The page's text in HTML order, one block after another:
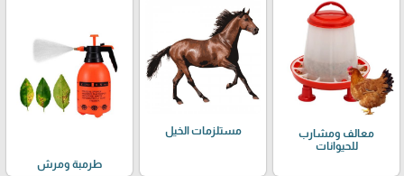
معالف ومشارب
للحيوانات
مستلزمات الخيل
طرمبة ومرش